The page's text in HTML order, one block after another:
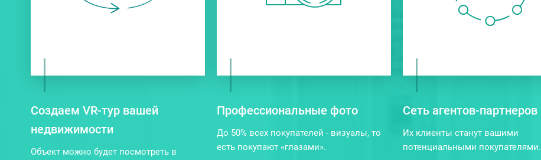
Создаем VR-тур вашей
недвижимости
Объект можно будет посмотреть в
Профессиональные фото
До 50% всех покупателей - визуалы, то
есть покупают «глазами».
Сеть агентов-партнеров
Их клиенты станут вашими
потенциальными покупателями.